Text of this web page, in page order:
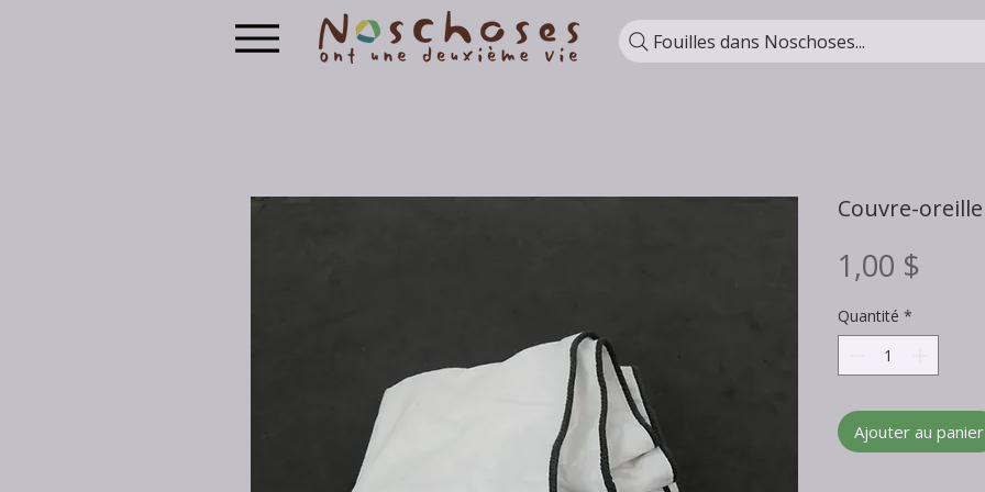
Fouilles dans Noschoses...
Couvre-
1,00 $
Quantité *
Ajouter au panier